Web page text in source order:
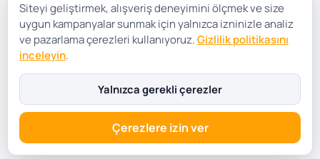
Satış Sözleşmesi
Gizlilik ve Güvenlik
Gizlilik Politikası
Çerez Tercihleri
Siteyi geliştirmek, alışveriş deneyimini ölçmek ve size
uygun kampanyalar sunmak için yalnızca izninizle analiz
ve pazarlama çerezleri kullanıyoruz.Gizlilik politikasını
inceleyin.
Yalnızca gerekli çerezler
Çerezlere izin ver